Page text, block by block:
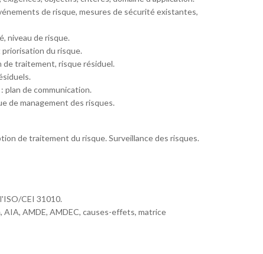
de risque, mesures de sécurité existantes,
niveau de risque.
du risque.
traitement, risque résiduel.
de communication.
de management des risques.
de traitement du risque. Surveillance des risques.
CEI 31010.
AMDE, AMDEC, causes-effets, matrice